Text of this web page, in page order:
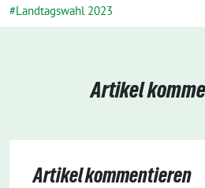
Landtagswahl 2023
Artikel
Artikel kommentieren